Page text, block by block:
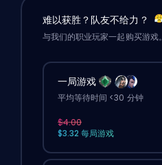
难以获胜？队友不给力？
与我们的职业玩家一起购买游戏。
一局游戏
平均等待时间 <30 分钟
$4.00
$3.32 每局游戏